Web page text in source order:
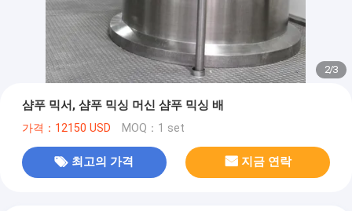
2/3
샴푸 믹서, 샴푸 믹싱 머신 샴푸 믹싱 배
가격：12150 USD MOQ：1 set
최고의 가격 지금 연락